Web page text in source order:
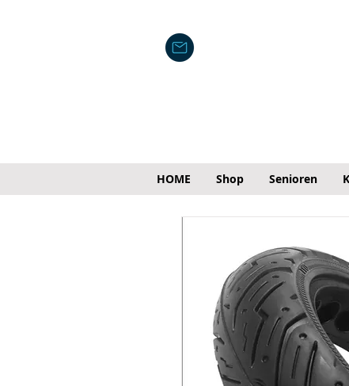
HOME Shop Senioren